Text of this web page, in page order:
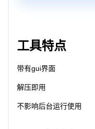
工具特点
带有gui界面
解压即用
不影响后台运行使用